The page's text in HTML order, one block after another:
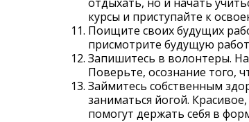
курсы и приступайте к
Поищите своих будущих
присмотрите будущую
Запишитесь в волонтеры.
Поверьте, осознание того,
Займитесь собственным
заниматься йогой.
помогут держать себя в